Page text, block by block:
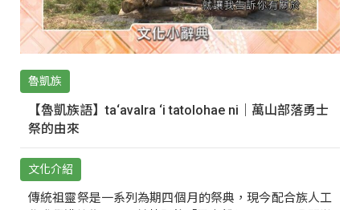
魯凱族
【魯凱族語】ta‘avalra ‘i tatolohae ni｜萬山部落勇士
祭的由來
文化介紹
傳統祖靈祭是一系列為期四個月的祭典，現今配合族人工